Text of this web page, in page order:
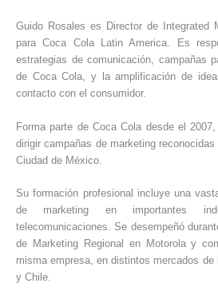
Guido Rosales es Director de Integrated
para Coca Cola Latin America. Es
estrategias de comunicación, campañas
de Coca Cola, y la amplificación de
contacto con el consumidor.
Forma parte de Coca Cola desde el
dirigir campañas de marketing
Ciudad de México.
Su formación profesional incluye una
de marketing en importantes
telecomunicaciones. Se desempeñó
de Marketing Regional en Motorola y
misma empresa, en distintos mercados de
y Chile.